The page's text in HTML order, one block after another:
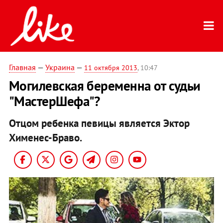
Главная — Украина — 11 октября 2013, 10:47
Могилевская беременна от судьи
"МастерШефа"?
Отцом ребенка певицы является Эктор
Хименес-Браво.